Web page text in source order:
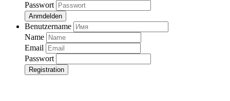
Passwort
Anmdelden
Benutzername
Name
Email
Passwort
Registration